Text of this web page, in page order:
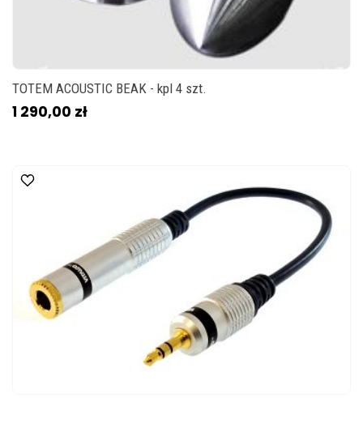
TOTEM ACOUSTIC BEAK - kpl 4 szt.
1 290,00 zł